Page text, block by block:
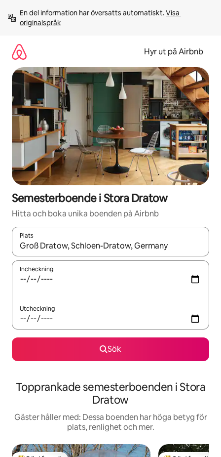
innehåll
En del information har översatts automatiskt. Visa
originalspråk
Hyr ut på Airbnb
Semesterboende i Stora Dratow
Hitta och boka unika boenden på Airbnb
Plats
När resultaten är tillgängliga kan du navigera med upp- och
Incheckning
Utcheckning
Sök
Topprankade semesterboenden i Stora
Dratow
Gäster håller med: Dessa boenden har höga betyg för
plats, renlighet och mer.